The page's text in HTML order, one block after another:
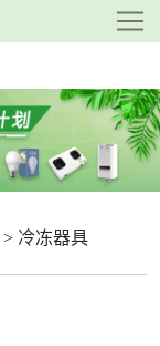
> 冷冻器具